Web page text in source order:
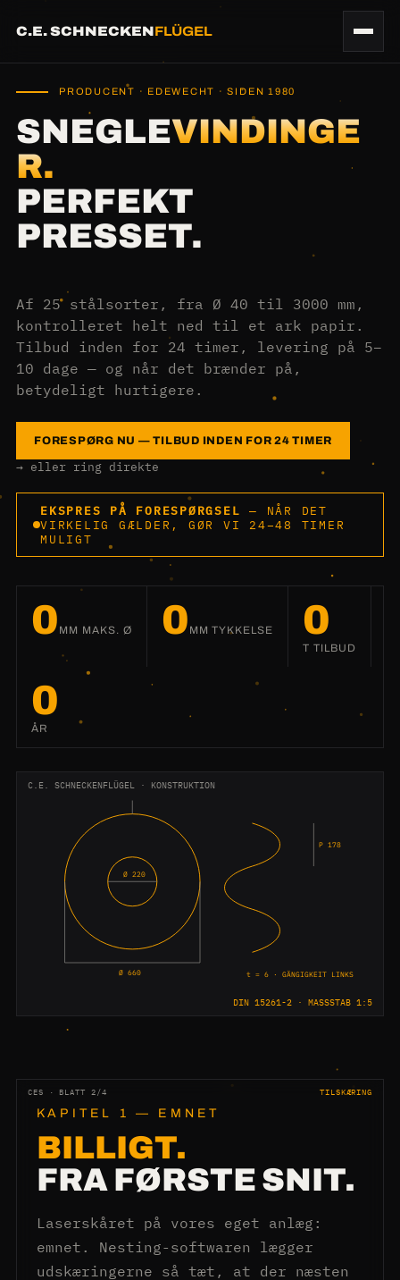
C.E. SCHNECKENFLÜGEL
PRODUCENT · EDEWECHT · SIDEN 1980
SNEGLEVINDINGE
R.
PERFEKT
PRESSET.
Af 25 stålsorter, fra Ø 40 til 3000 mm,
kontrolleret helt ned til et ark papir.
Tilbud inden for 24 timer, levering på 5–
10 dage — og når det brænder på,
betydeligt hurtigere.
FORESPØRG NU — TILBUD INDEN FOR 24 TIMER
→ eller ring direkte
EKSPRES PÅ FORESPØRGSEL — NÅR DET
VIRKELIG GÆLDER, GØR VI 24–48 TIMER
MULIGT
0 MM MAKS. Ø 0 MM TYKKELSE 0
T TILBUD
0
ÅR
C.E. SCHNECKENFLÜGEL · KONSTRUKTION
DIN 15261-2 · MASSSTAB 1:5
Ø 660
Ø 220
P 178
t = 6 · GÄNGIGKEIT LINKS
CES · BLATT 2/4 TILSKÆRING
KAPITEL 1 — EMNET
BILLIGT.
FRA FØRSTE SNIT.
Laserskåret på vores eget anlæg:
emnet. Nesting-softwaren lægger
udskæringerne så tæt, at der næsten